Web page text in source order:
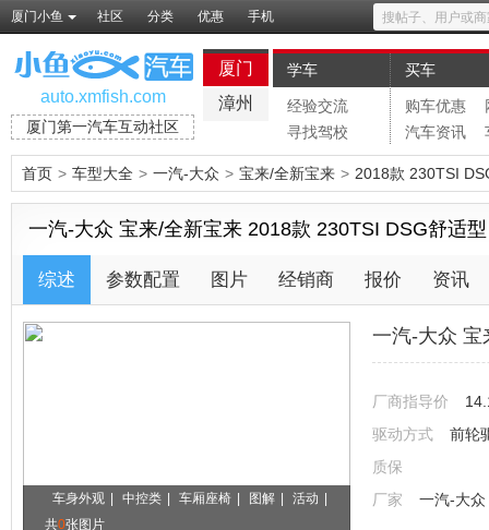
厦门小鱼 社区 分类 优惠 手机
auto.xmfish.com
厦门第一汽车互动社区
厦门
漳州
学车
经验交流
寻找驾校
买车
购车优惠
汽车资讯
首页 > 车型大全 > 一汽-大众 > 宝来/全新宝来 > 2018款 230TSI
一汽-大众 宝来/全新宝来 2018款 230TSI DSG舒适型
综述 参数配置 图片 经销商 报价 资讯
车身外观 中控类 车厢座椅 图解 活动
共0张图片
一汽-大众
厂商指导价
驱动方式
前轮
质保
厂家
一汽-大众